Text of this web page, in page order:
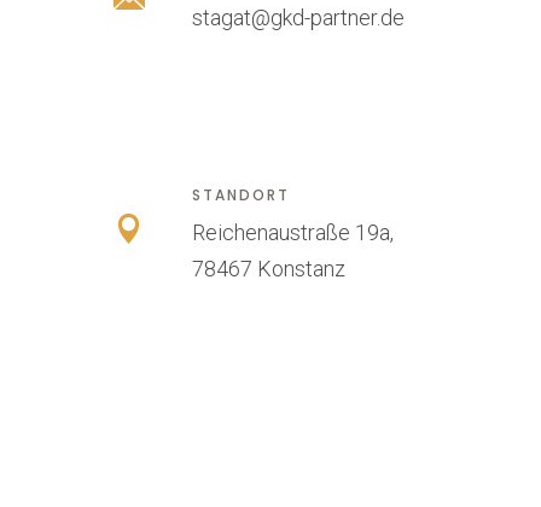
stagat@gkd-partner.de
STANDORT
Reichenaustraße 19a,
78467 Konstanz